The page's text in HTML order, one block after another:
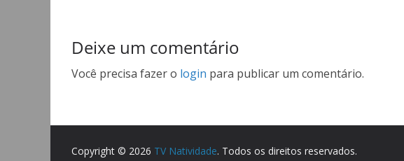
Deixe um comentário
Você precisa fazer o login para publicar um comentário.
Copyright © 2026 TV Natividade. Todos os direitos reservados.